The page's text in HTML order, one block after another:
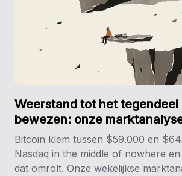
Weerstand tot het tegendeel
bewezen: onze
Bitcoin klem tussen $59.000 en
Nasdaq in the middle of nowhere
dat omrolt. Onze wekelijkse